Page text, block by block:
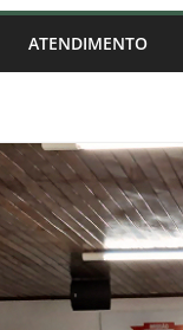
Banco do
Campanha
ATENDIMENTO